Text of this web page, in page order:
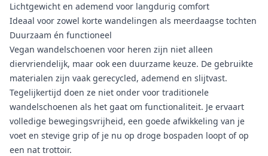
Lichtgewicht en ademend voor langdurig comfort
Ideaal voor zowel korte wandelingen als meerdaagse tochten
Duurzaam én functioneel
Vegan wandelschoenen voor heren zijn niet alleen
diervriendelijk, maar ook een duurzame keuze. De gebruikte
materialen zijn vaak gerecycled, ademend en slijtvast.
Tegelijkertijd doen ze niet onder voor traditionele
wandelschoenen als het gaat om functionaliteit. Je ervaart
volledige bewegingsvrijheid, een goede afwikkeling van je
voet en stevige grip of je nu op droge bospaden loopt of op
een nat trottoir.